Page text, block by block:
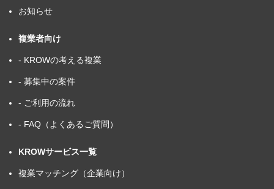
お知らせ
複業者向け
- KROWの考える複業
- 募集中の案件
- ご利用の流れ
- FAQ（よくあるご質問）
KROWサービス一覧
複業マッチング（企業向け）